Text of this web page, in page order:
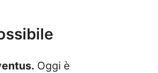
Oggi è